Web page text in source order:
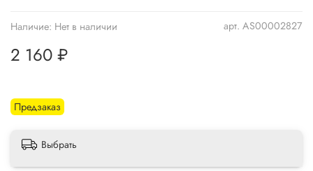
арт. AS00002827
Наличие: Нет в наличии
Предзаказ
2 160 ₽
Выбрать